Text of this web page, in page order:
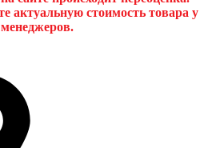
актуальную стоимость товара у
менеджеров.